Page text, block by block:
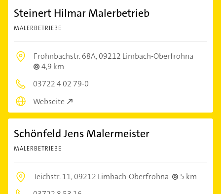
Steinert Hilmar Malerbetrieb
MALERBETRIEBE
Frohnbachstr. 68A,09212 Limbach-Oberfrohna
4,9 km
03722 4 02 79-0
Webseite
Schönfeld Jens Malermeister
MALERBETRIEBE
Teichstr. 11,09212 Limbach-Oberfrohna
5 km